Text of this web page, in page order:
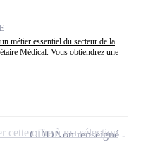
métier essentiel du secteur de la
Médical. Vous obtiendrez une
CDDNon renseigné
cette offre à ma sélection